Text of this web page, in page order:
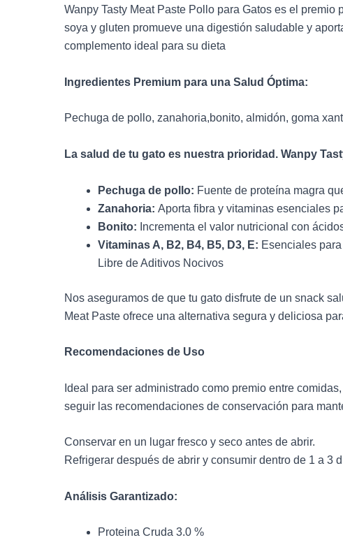
Wanpy Tasty Meat Paste Pollo para Gatos es el
soya y gluten promueve una digestión saludable y
complemento ideal para su dieta
Ingredientes Premium para una Salud Óptima:
Pechuga de pollo, zanahoria,bonito, almidón, goma
La salud de tu gato es nuestra prioridad. Wanpy
Pechuga de pollo: Fuente de proteína magra
Zanahoria: Aporta fibra y vitaminas esenciales
Bonito: Incrementa el valor nutricional con
Vitaminas A, B2, B4, B5, D3, E: Esenciales
Libre de Aditivos Nocivos
Nos aseguramos de que tu gato disfrute de un snack
Meat Paste ofrece una alternativa segura y deliciosa
Recomendaciones de Uso
Ideal para ser administrado como premio entre
seguir las recomendaciones de conservación para
Conservar en un lugar fresco y seco antes de abrir.
Refrigerar después de abrir y consumir dentro de 1 a 3
Análisis Garantizado:
Proteina Cruda 3.0 %